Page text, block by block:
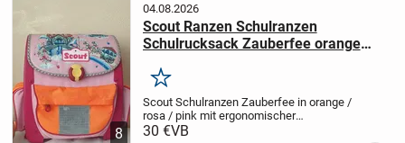
8
04.08.2026
Scout Ranzen Schulranzen
Schulrucksack Zauberfee orange
Merken
Scout Schulranzen Zauberfeein orange /
rosa / pink mit ergonomischer
Rückenpolsterung
30 €VB